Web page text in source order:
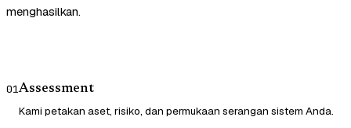
menghasilkan.
01Assessment
Kami petakan aset, risiko, dan permukaan serangan sistem Anda.